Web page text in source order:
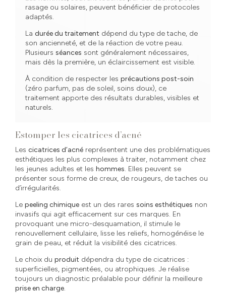
rasage ou solaires, peuvent bénéficier de protocoles
adaptés.
La durée du traitement dépend du type de tache, de
son ancienneté, et de la réaction de votre peau.
Plusieurs séances sont généralement nécessaires,
mais dès la première, un éclaircissement est visible.
À condition de respecter les précautions post-soin
(zéro parfum, pas de soleil, soins doux), ce
traitement apporte des résultats durables, visibles et
naturels.
Estomper les cicatrices d’acné
Les cicatrices d’acné représentent une des problématiques
esthétiques les plus complexes à traiter, notamment chez
les jeunes adultes et les hommes. Elles peuvent se
présenter sous forme de creux, de rougeurs, de taches ou
d’irrégularités.
Le peeling chimique est un des rares soins esthétiques non
invasifs qui agit efficacement sur ces marques. En
provoquant une micro-desquamation, il stimule le
renouvellement cellulaire, lisse les reliefs, homogénéise le
grain de peau, et réduit la visibilité des cicatrices.
Le choix du produit dépendra du type de cicatrices :
superficielles, pigmentées, ou atrophiques. Je réalise
toujours un diagnostic préalable pour définir la meilleure
prise en charge.